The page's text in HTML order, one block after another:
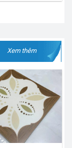
Xem thêm